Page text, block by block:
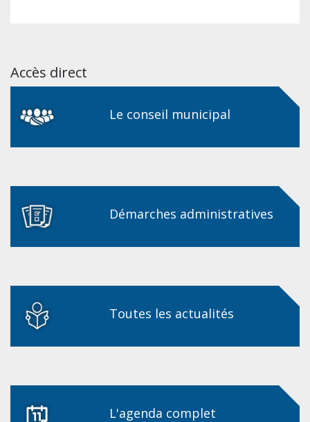
Accès direct
Le conseil municipal
Démarches administratives
Toutes les actualités
L'agenda complet